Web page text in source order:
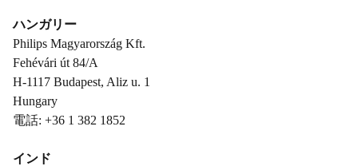
ハンガリー
Philips Magyarország Kft.
Fehévári út 84/A
H-1117 Budapest, Aliz u. 1
Hungary
電話: +36 1 382 1852
インド